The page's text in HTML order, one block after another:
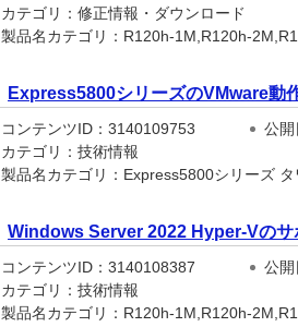
カテゴリ：修正情報・ダウンロード
製品名カテゴリ：R120h-1M,R120h-
Express5800シリーズのVMware動
コンテンツID：3140109753 公開
カテゴリ：技術情報
製品名カテゴリ：Express5800シリーズ
Windows Server 2022 Hyper-Vのサ
コンテンツID：3140108387 公開
カテゴリ：技術情報
製品名カテゴリ：R120h-1M,R120h-